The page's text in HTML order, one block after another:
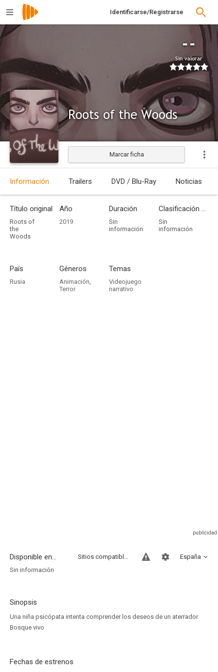
Identificarse/Registrarse
--
Sin valorar
Roots of the Woods
Marcar ficha
Información Trailers DVD / Blu-Ray Noticias
Título original
Roots of
the
Woods
Año
2019
Duración
Sin
información
Clasificación por edades
Sin
información
País
Rusia
Géneros
Animación,
Terror
Temas
Videojuego
narrativo
Disponible en... España
Sitios compatibles
Sin información
Sinopsis
Una niña psicópata intenta comprender los deseos de un aterrador
Bosque vivo
Fechas de estrenos